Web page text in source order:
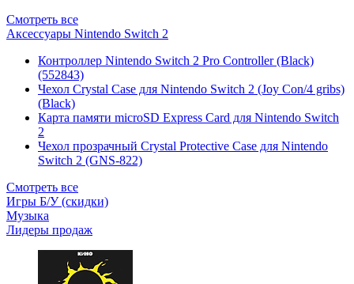
Смотреть все
Аксессуары Nintendo Switch 2
Контроллер Nintendo Switch 2 Pro Controller (Black)
(552843)
Чехол Сrystal Сase для Nintendo Switch 2 (Joy Con/4 gribs)
(Black)
Карта памяти microSD Express Card для Nintendo Switch
2
Чехол прозрачный Crystal Protective Case для Nintendo
Switch 2 (GNS-822)
Смотреть все
Игры Б/У (скидки)
Музыка
Лидеры продаж